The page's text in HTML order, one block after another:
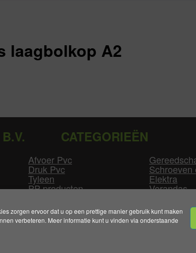
zorgen ervoor dat u op een prettige manier gebruik kunt maken
verbeteren. Meer informatie kunt u vinden via onderstaande
laagbolkop A2
CATEGORIEËN
Afvoer Pvc
Druk Pvc
Tyleen
PP producten
GLW producten
Schroeven
Elektra
Verandas
Overige
Voorwaarden